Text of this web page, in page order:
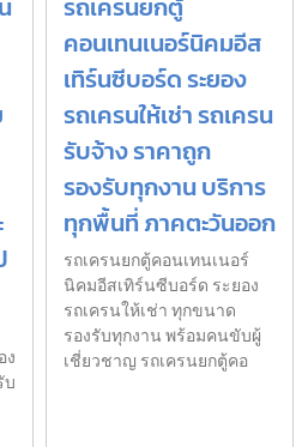
ง
บ
คอนเทนเนอร์นิคมอีส
เทิร์นซีบอร์ด ระยอง
รถเครนให้เช่า รถเครน
รับจ้าง ราคาถูก
รองรับทุกงาน บริการ
ทุกพื้นที่ ภาคตะวันออก
รถเครนยกตู้คอนเทนเนอร์
นิคมอีสเทิร์นซีบอร์ด ระยอง
รถเครนให้เช่า ทุกขนาด
รองรับทุกงาน พร้อมคนขับผู้
เชี่ยวชาญ รถเครนยกตู้คอ